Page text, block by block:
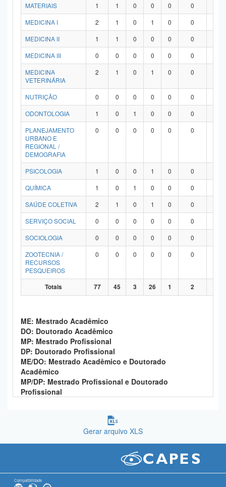
MATERIAIS 1 1 0 0 0 0
MEDICINA I
2 1 0 1 0 0
MEDICINA II
1 1 0 0 0 0
MEDICINA III
0 0 0 0 0 0
MEDICINA
VETERINÁRIA
2 1 0 1 0 0
NUTRIÇÃO 0 0 0 0 0 0
ODONTOLOGIA
1 0 1 0 0 0
PLANEJAMENTO
URBANO E
REGIONAL /
DEMOGRAFIA
0 0 0 0 0 0
PSICOLOGIA 1 0 0 1 0 0
QUÍMICA
1 0 1 0 0 0
SAÚDE COLETIVA
2 1 0 1 0 0
SERVIÇO SOCIAL
0 0 0 0 0 0
SOCIOLOGIA
0 0 0 0 0 0
ZOOTECNIA /
RECURSOS
PESQUEIROS
0 0 0 0 0 0
Totais 77 45 3 26 1 2
ME: Mestrado Acadêmico
DO: Doutorado Acadêmico
MP: Mestrado Profissional
DP: Doutorado Profissional
ME/DO: Mestrado Acadêmico e Doutorado
Acadêmico
MP/DP: Mestrado Profissional e Doutorado
Profissional
Gerar arquivo XLS
Compatibilidade